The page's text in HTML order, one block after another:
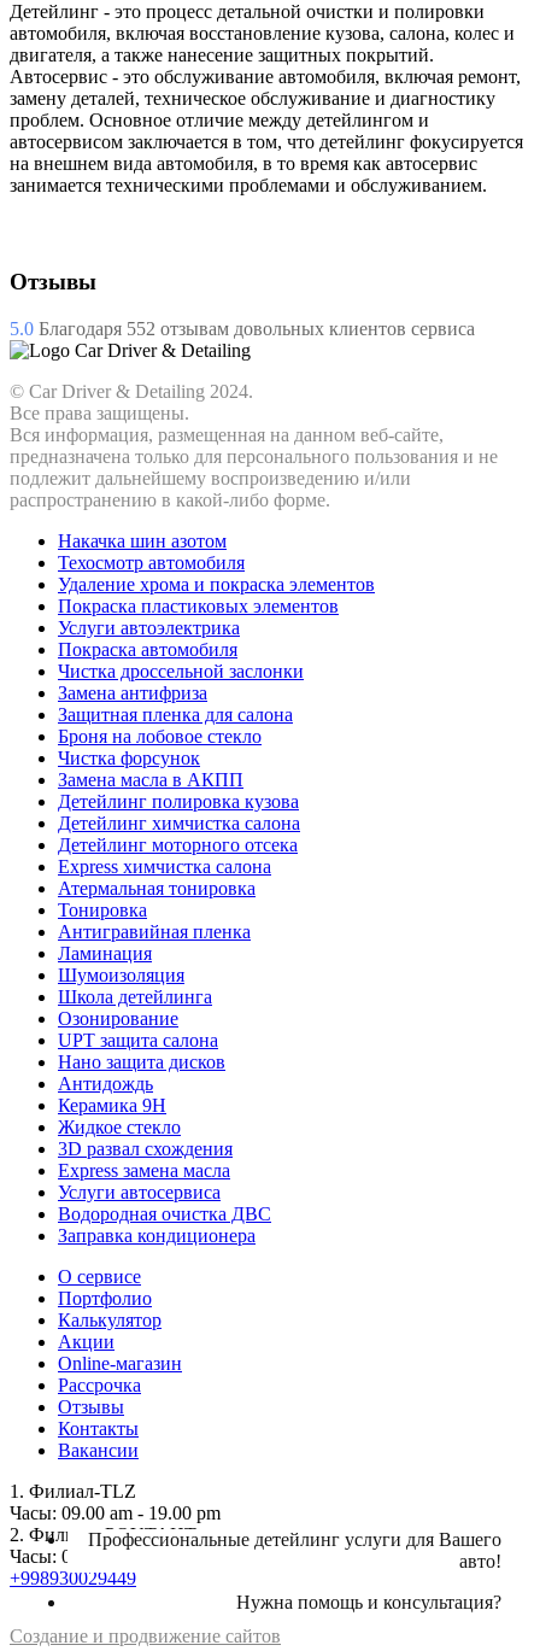
Детейлинг - это процесс детальной очистки и полировки
автомобиля, включая восстановление кузова, салона, колес и
двигателя, а также нанесение защитных покрытий.
Автосервис - это обслуживание автомобиля, включая ремонт,
замену деталей, техническое обслуживание и диагностику
проблем. Основное отличие между детейлингом и
автосервисом заключается в том, что детейлинг фокусируется
на внешнем вида автомобиля, в то время как автосервис
занимается техническими проблемами и обслуживанием.
Отзывы
5.0 Благодаря 552 отзывам довольных клиентов сервиса
© Car Driver & Detailing 2024.
Все права защищены.
Вся информация, размещенная на данном веб-сайте,
предназначена только для персонального пользования и не
подлежит дальнейшему воспроизведению и/или
распространению в какой-либо форме.
Накачка шин азотом
Техосмотр автомобиля
Удаление хрома и покраска элементов
Покраска пластиковых элементов
Услуги автоэлектрика
Покраска автомобиля
Чистка дроссельной заслонки
Замена антифриза
Защитная пленка для салона
Броня на лобовое стекло
Чистка форсунок
Замена масла в АКПП
Детейлинг полировка кузова
Детейлинг химчистка салона
Детейлинг моторного отсека
Express химчистка салона
Атермальная тонировка
Тонировка
Антигравийная пленка
Ламинация
Шумоизоляция
Школа детейлинга
Озонирование
UPT защита салона
Нано защита дисков
Антидождь
Керамика 9H
Жидкое стекло
3D развал схождения
Express замена масла
Услуги автосервиса
Водородная очистка ДВС
Заправка кондиционера
О сервисе
Портфолио
Калькулятор
Акции
Online-магазин
Рассрочка
Отзывы
Контакты
Вакансии
1. Филиал-TLZ
Часы: 09.00 am - 19.00 pm
2. Филиал- POYTAHT
Часы: 09.00 am - 19.00 pm
+998930029449
Создание и продвижение сайтов
Профессиональные детейлинг услуги для Вашего
авто!
Нужна помощь и консультация?